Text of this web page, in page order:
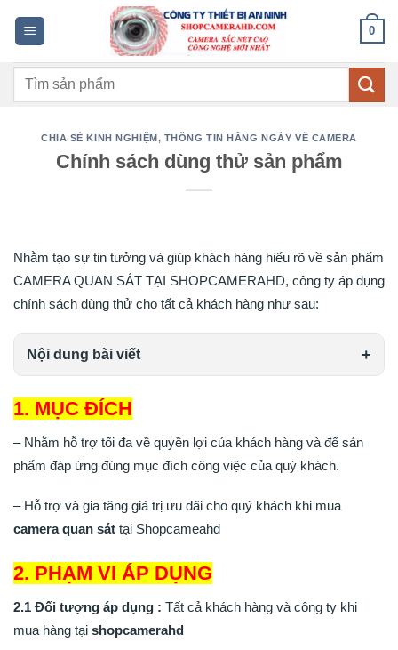
dung
0
Tìm
CHIA SẺ KINH NGHIỆM, THÔNG TIN HẰNG NGÀY VỀ CAMERA
Chính sách dùng thử sản phẩm
Nhằm tạo sự tin tưởng và giúp khách hàng hiểu rõ về sản phẩm
CAMERA QUAN SÁT TẠI SHOPCAMERAHD, công ty áp dụng
chính sách dùng thử cho tất cả khách hàng như sau:
Nội dung bài viết
1. MỤC ĐÍCH
– Nhằm hỗ trợ tối đa về quyền lợi của khách hàng và để sản
phẩm đáp ứng đúng mục đích công việc của quý khách.
– Hỗ trợ và gia tăng giá trị ưu đãi cho quý khách khi mua
camera quan sát tại Shopcameahd
2. PHẠM VI ÁP DỤNG
2.1 Đối tượng áp dụng : Tất cả khách hàng và công ty khi
mua hàng tại shopcamerahd